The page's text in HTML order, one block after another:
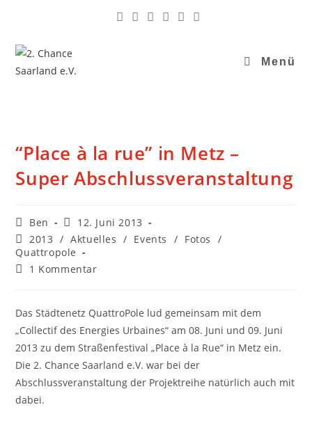
Menü
“Place à la rue” in Metz –
Super Abschlussveranstaltung
Ben
12. Juni 2013
2013 / Aktuelles / Events / Fotos
/
Quattropole
1 Kommentar
Das Städtenetz QuattroPole lud gemeinsam mit dem
„Collectif des Energies Urbaines“ am 08. Juni und 09. Juni
2013 zu dem Straßenfestival „Place à la Rue“ in Metz ein.
Die 2. Chance Saarland e.V. war bei der
Abschlussveranstaltung der Projektreihe natürlich auch mit
dabei.